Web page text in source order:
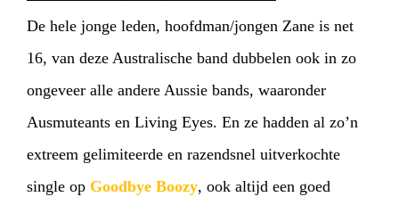
De hele jonge leden, hoofdman/jongen Zane is net
16, van deze Australische band dubbelen ook in zo
ongeveer alle andere Aussie bands, waaronder
Ausmuteants en Living Eyes. En ze hadden al zo’n
extreem gelimiteerde en razendsnel uitverkochte
single op Goodbye Boozy, ook altijd een goed